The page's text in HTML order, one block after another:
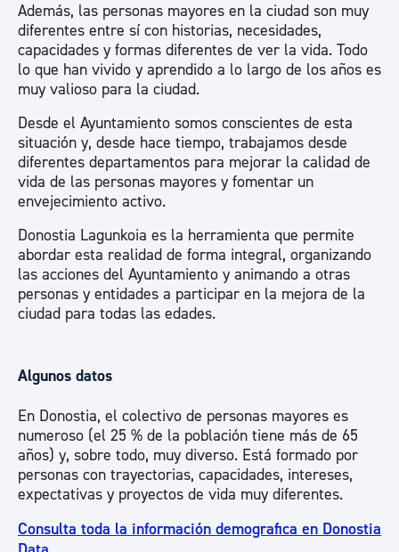
Además, las personas mayores en la ciudad son muy
diferentes entre sí con historias, necesidades,
capacidades y formas diferentes de ver la vida. Todo
lo que han vivido y aprendido a lo largo de los años es
muy valioso para la ciudad.
Desde el Ayuntamiento somos conscientes de esta
situación y, desde hace tiempo, trabajamos desde
diferentes departamentos para mejorar la calidad de
vida de las personas mayores y fomentar un
envejecimiento activo.
Donostia Lagunkoia es la herramienta que permite
abordar esta realidad de forma integral, organizando
las acciones del Ayuntamiento y animando a otras
personas y entidades a participar en la mejora de la
ciudad para todas las edades.
Algunos datos
En Donostia, el colectivo de personas mayores es
numeroso (el 25 % de la población tiene más de 65
años) y, sobre todo, muy diverso. Está formado por
personas con trayectorias, capacidades, intereses,
expectativas y proyectos de vida muy diferentes.
Consulta toda la información demografica en Donostia